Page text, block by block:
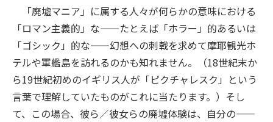
「廃墟マニア」に属する人々が何らかの意味における
「ロマン主義的」な——たとえば「ホラー」的あるいは
「ゴシック」的な——幻想への刺戟を求めて摩耶観光ホ
テルや軍艦島を訪れるのかも知れません。（18世紀末か
ら19世紀初めのイギリス人が「ピクチャレスク」という
言葉で理解していたものがこれに当たります。）そし
て、この場合、彼ら／彼女らの廃墟体験は、自分の——